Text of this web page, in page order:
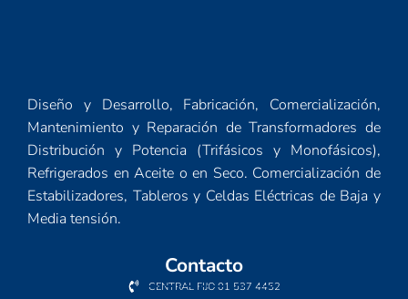
Diseño y Desarrollo, Fabricación, Comercialización,
Mantenimiento y Reparación de Transformadores de
Distribución y Potencia (Trifásicos y Monofásicos),
Refrigerados en Aceite o en Seco. Comercialización de
Estabilizadores, Tableros y Celdas Eléctricas de Baja y
Media tensión.
Contacto
CENTRAL FIJO 01 537 4452